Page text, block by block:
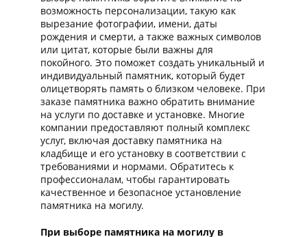
возможность персонализации, такую как
вырезание фотографии, имени, даты
рождения и смерти, а также важных символов
или цитат, которые были важны для
покойного. Это поможет создать уникальный и
индивидуальный памятник, который будет
олицетворять память о близком человеке. При
заказе памятника важно обратить внимание
на услуги по доставке и установке. Многие
компании предоставляют полный комплекс
услуг, включая доставку памятника на
кладбище и его установку в соответствии с
требованиями и нормами. Обратитесь к
профессионалам, чтобы гарантировать
качественное и безопасное установление
памятника на могилу.
При выборе памятника на могилу в